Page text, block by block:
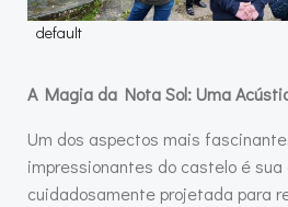
default
A Magia da Nota Sol: Uma
Um dos aspectos mais
impressionantes do castelo é
cuidadosamente projetada para